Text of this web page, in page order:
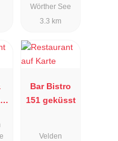
Wörther See
3.3 km
Bar Bistro
151 geküsst
Velden